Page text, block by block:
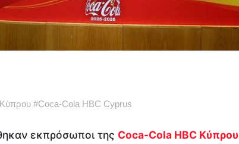
#Coca-Cola HBC Cyprus
εκπρόσωποι της Coca-Cola HBC Κύπρου